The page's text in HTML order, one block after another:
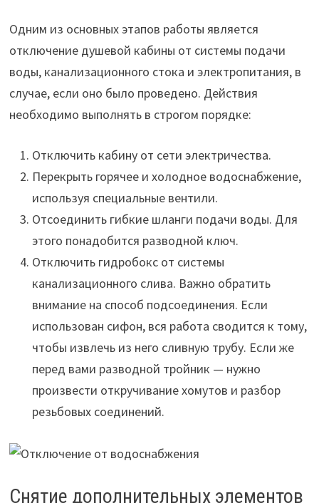
Одним из основных этапов работы является
отключение душевой кабины от системы подачи
воды, канализационного стока и электропитания, в
случае, если оно было проведено. Действия
необходимо выполнять в строгом порядке:
Отключить кабину от сети электричества.
Перекрыть горячее и холодное водоснабжение,
используя специальные вентили.
Отсоединить гибкие шланги подачи воды. Для
этого понадобится разводной ключ.
Отключить гидробокс от системы
канализационного слива. Важно обратить
внимание на способ подсоединения. Если
использован сифон, вся работа сводится к тому,
чтобы извлечь из него сливную трубу. Если же
перед вами разводной тройник — нужно
произвести откручивание хомутов и разбор
резьбовых соединений.
Снятие дополнительных элементов